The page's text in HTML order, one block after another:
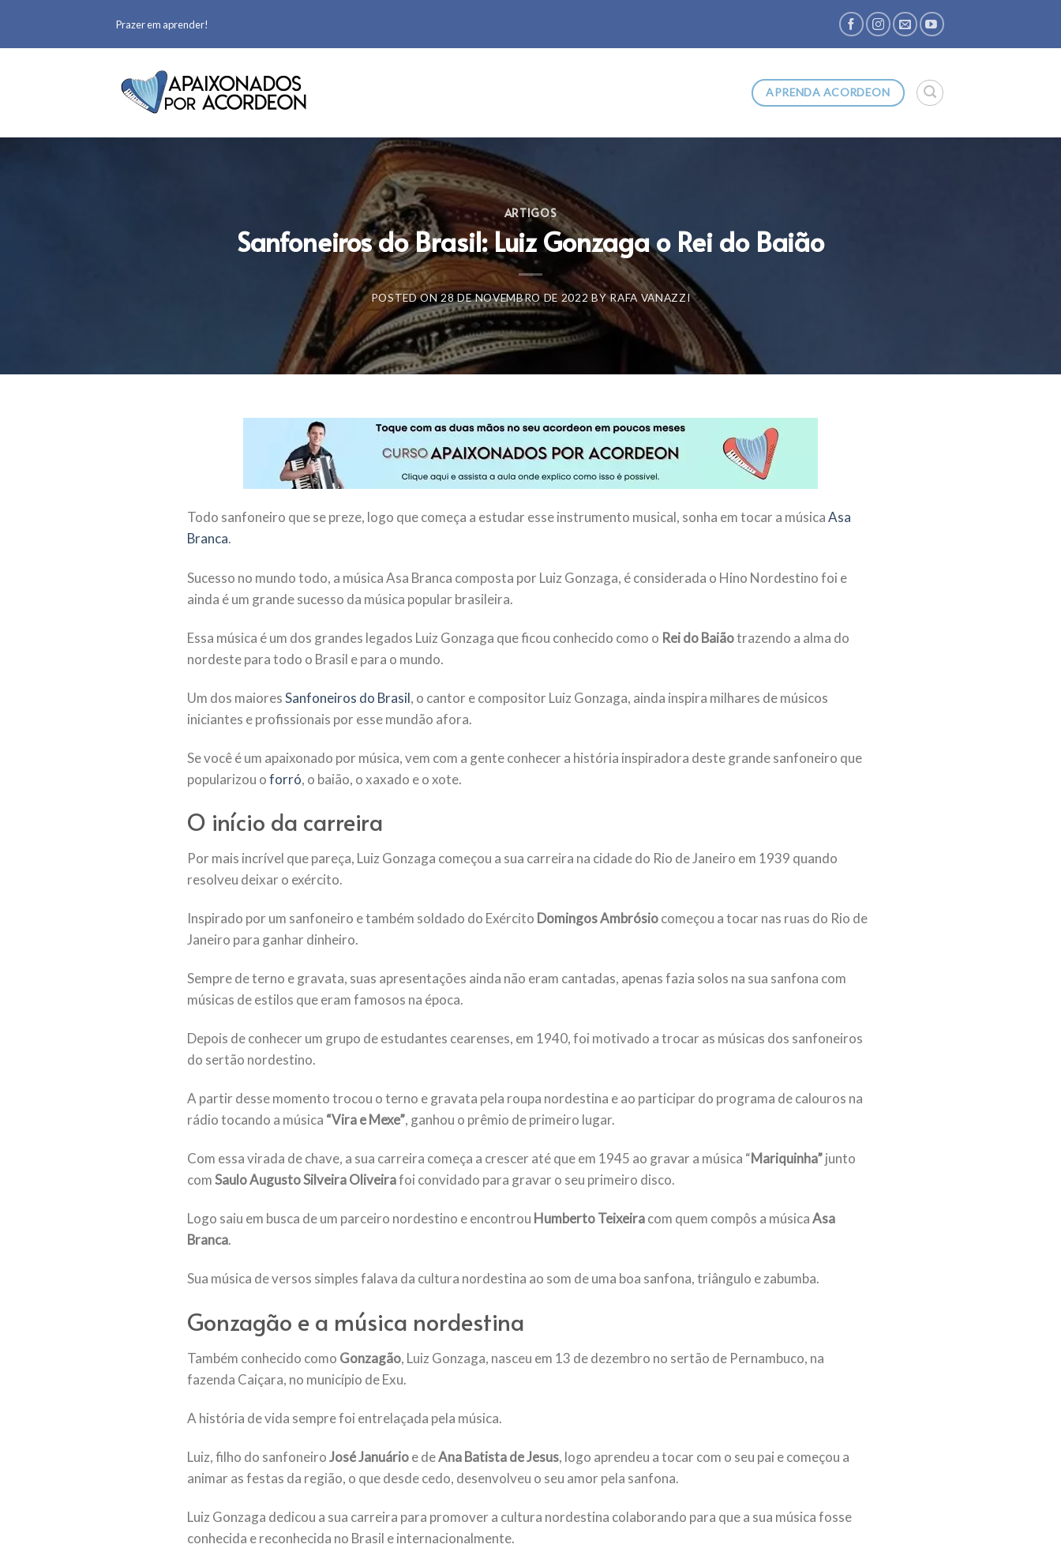
Prazer em aprender!
APRENDA ACORDEON
ARTIGOS
Sanfoneiros do Brasil: Luiz Gonzaga o Rei do Baião
POSTED ON28 DE NOVEMBRO DE 2022 BYRAFA VANAZZI
Todo sanfoneiro que se preze, logo que começa a estudar esse instrumento musical, sonha em tocar a músicaAsa
Branca.
Sucesso no mundo todo, a música Asa Branca composta por Luiz Gonzaga, é considerada o Hino Nordestino foi e
ainda é um grande sucesso da música popular brasileira.
Essa música é um dos grandes legados Luiz Gonzaga que ficou conhecido como o Rei do Baiãotrazendo a alma do
nordeste para todo o Brasil e para o mundo.
Um dos maioresSanfoneiros do Brasil, o cantor e compositor Luiz Gonzaga, ainda inspira milhares de músicos
iniciantes e profissionais por esse mundão afora.
Se você é um apaixonado por música, vem com a gente conhecer a história inspiradora deste grande sanfoneiro que
popularizou oforró, o baião, o xaxado e o xote.
O início da carreira
Por mais incrível que pareça, Luiz Gonzaga começou a sua carreira na cidade do Rio de Janeiro em 1939 quando
resolveu deixar o exército.
Inspirado por um sanfoneiro e também soldado do Exército Domingos Ambrósiocomeçou a tocar nas ruas do Rio de
Janeiro para ganhar dinheiro.
Sempre de terno e gravata, suas apresentações ainda não eram cantadas, apenas fazia solos na sua sanfona com
músicas de estilos que eram famosos na época.
Depois de conhecer um grupo de estudantes cearenses, em 1940, foi motivado a trocar as músicas dos sanfoneiros
do sertão nordestino.
A partir desse momento trocou o terno e gravata pela roupa nordestina e ao participar do programa de calouros na
rádio tocando a música “Vira e Mexe”, ganhou o prêmio de primeiro lugar.
Com essa virada de chave, a sua carreira começa a crescer até que em 1945 ao gravar a música “Mariquinha”junto
comSaulo Augusto Silveira Oliveirafoi convidado para gravar o seu primeiro disco.
Logo saiu em busca de um parceiro nordestino e encontrou Humberto Teixeiracom quem compôs a músicaAsa
Branca.
Sua música de versos simples falava da cultura nordestina ao som de uma boa sanfona, triângulo e zabumba.
Gonzagão e a música nordestina
Também conhecido como Gonzagão, Luiz Gonzaga, nasceu em 13 de dezembro no sertão de Pernambuco, na
fazenda Caiçara, no município de Exu.
A história de vida sempre foi entrelaçada pela música.
Luiz, filho do sanfoneiroJosé Januárioe deAna Batista de Jesus, logo aprendeu a tocar com o seu pai e começou a
animar as festas da região, o que desde cedo, desenvolveu o seu amor pela sanfona.
Luiz Gonzaga dedicou a sua carreira para promover a cultura nordestina colaborando para que a sua música fosse
conhecida e reconhecida no Brasil e internacionalmente.